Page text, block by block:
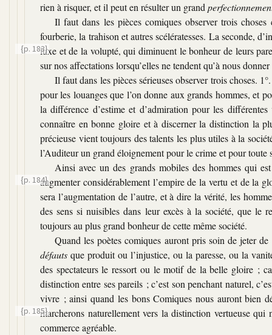
rien à risquer, et il peut en résulter un grand
Il faut dans les pièces comiques observer trois
fourberie, la trahison et autres scélératesses. La seconde,
luxe et de la volupté, qui diminuent le bonheur de leurs
{p. 183}
sur nos affectations lorsqu’elles ne tendent qu’à nous
Il faut dans les pièces sérieuses observer trois choses.
pour les louanges que l’on donne aux grands hommes, et
la différence d’estime et d’admiration pour les
connaître en bonne gloire et à discerner la distinction la
précieuse vient toujours des talents les plus utiles à la
l’Auditeur un grand éloignement pour le crime et pour toute
Ainsi avec un des grands mobiles des hommes qui
augmenter considérablement
{p. 184}
l’empire de la vertu et de la
sera l’augmentation de l’autre, et à dire la vérité, les
des sens si nuisibles dans leur excès à la société, que
toujours au plus grand bonheur de cette même société.
Quand les poètes comiques auront pris soin de jeter
défauts que produit ou l’injustice, ou la paresse, ou la
des spectateurs le ressort ou le motif de la belle gloire ;
distinction entre ses pareils ; c’est son penchant naturel,
vivre ; ainsi quand les bons Comiques nous auront bien
marcherons naturellement
{p. 185}
vers la distinction vertueuse qui
commerce agréable.